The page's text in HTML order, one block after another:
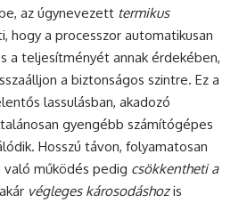
az úgynevezett termikus
hogy a processzor automatikusan
a teljesítményét annak érdekében,
a biztonságos szintre. Ez a
lassulásban, akadozó
gyengébb számítógépes
Hosszú távon, folyamatosan
működés pedig csökkentheti a
végleges károsodáshozis